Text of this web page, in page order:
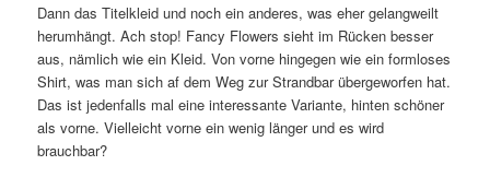
Dann das Titelkleid und noch ein anderes, was eher gelangweilt
herumhängt. Ach stop! Fancy Flowers sieht im Rücken besser
aus, nämlich wie ein Kleid. Von vorne hingegen wie ein formloses
Shirt, was man sich af dem Weg zur Strandbar übergeworfen hat.
Das ist jedenfalls mal eine interessante Variante, hinten schöner
als vorne. Vielleicht vorne ein wenig länger und es wird
brauchbar?